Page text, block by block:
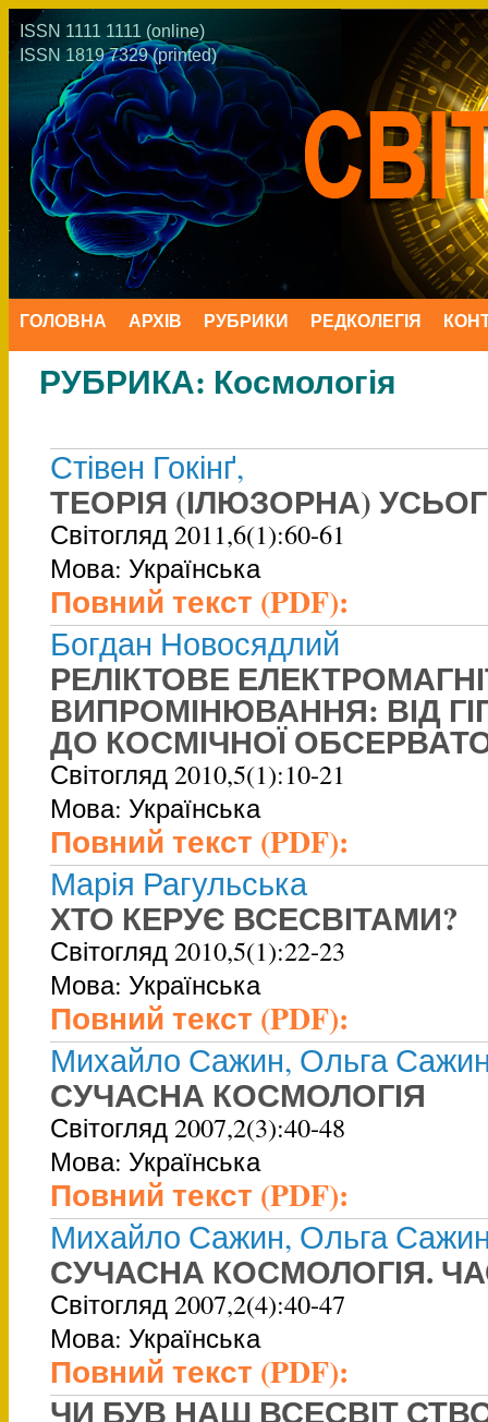
ISSN 1111 1111 (online)
ISSN 1819 7329 (printed)
ГОЛОВНА АРХІВ РУБРИКИ РЕДКОЛЕГІЯ
РУБРИКА: Космологія
Стівен Гокінґ,
ТЕОРІЯ (ІЛЮЗОРНА)
Світогляд 2011,6(1):60-61
Мова: Українська
Повний текст (PDF):
Богдан Новосядлий
РЕЛІКТОВЕ
ВИПРОМІНЮВАННЯ: ВІД
ДО КОСМІЧНОЇ
Світогляд 2010,5(1):10-21
Мова: Українська
Повний текст (PDF):
Марія Рагульська
ХТО КЕРУЄ ВСЕСВІТАМИ?
Світогляд 2010,5(1):22-23
Мова: Українська
Повний текст (PDF):
Михайло Сажин, Ольга
СУЧАСНА КОСМОЛОГІЯ
Світогляд 2007,2(3):40-48
Мова: Українська
Повний текст (PDF):
Михайло Сажин, Ольга
СУЧАСНА КОСМОЛОГІЯ.
Світогляд 2007,2(4):40-47
Мова: Українська
Повний текст (PDF):
ЧИ БУВ НАШ ВСЕСВІТ